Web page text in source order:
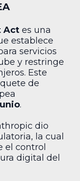
Act es una
establece
servicios
y restringe
Este
de
.
dio
la cual
el control
digital del